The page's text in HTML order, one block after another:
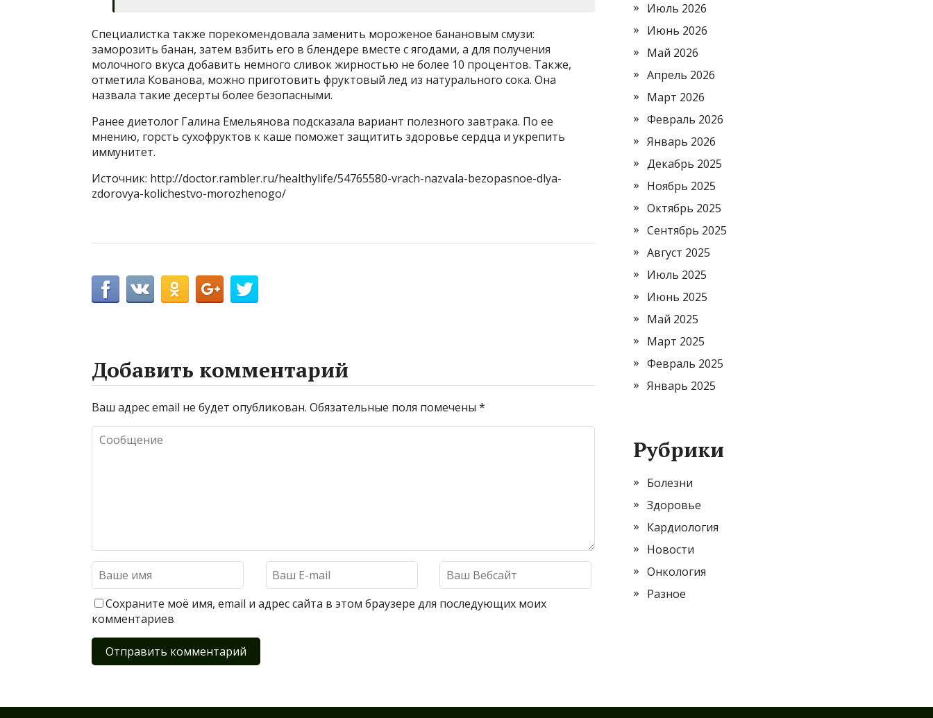
Специалистка также порекомендовала заменить мороженое банановым смузи:
заморозить банан, затем взбить его в блендере вместе с ягодами, а для получения
молочного вкуса добавить немного сливок жирностью не более 10 процентов. Также,
отметила Кованова, можно приготовить фруктовый лед из натурального сока. Она
назвала такие десерты более безопасными.
Ранее диетолог Галина Емельянова подсказала вариант полезного завтрака. По ее
мнению, горсть сухофруктов к каше поможет защитить здоровье сердца и укрепить
иммунитет.
Источник: http://doctor.rambler.ru/healthylife/54765580-vrach-nazvala-bezopasnoe-dlya-
zdorovya-kolichestvo-morozhenogo/
Добавить комментарий
Ваш адрес email не будет опубликован. Обязательные поля помечены *
Сохраните моё имя, email и адрес сайта в этом браузере для последующих моих
комментариев
Июль 2026
Июнь 2026
Май 2026
Апрель 2026
Март 2026
Февраль 2026
Январь 2026
Декабрь 2025
Ноябрь 2025
Октябрь 2025
Сентябрь 2025
Август 2025
Июль 2025
Июнь 2025
Май 2025
Март 2025
Февраль 2025
Январь 2025
Рубрики
Болезни
Здоровье
Кардиология
Новости
Онкология
Разное